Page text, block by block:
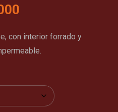
con interior forrado y